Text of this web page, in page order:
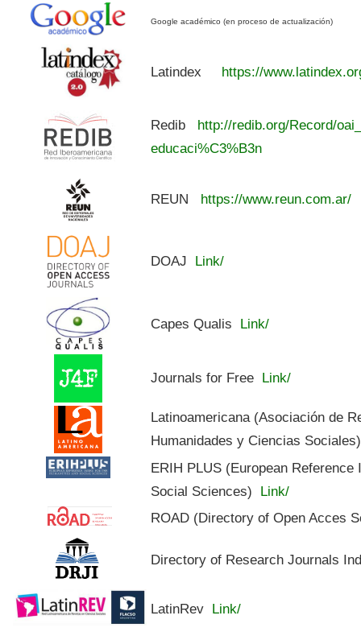
Google académico (en proceso de actualización)
Latindex https://
Redib
http://redib.org/Record/
educaci%C3%B3n
REUN https://www.reun.com.ar/
DOAJ Link/
Capes Qualis Link/
Journals for Free Link/
Latinoamericana (Asociación de
Humanidades y Ciencias Sociales)
ERIH PLUS (European
Social Sciences) Link/
ROAD (Directory of Open Acces
Directory of Research Journals
LatinRev Link/